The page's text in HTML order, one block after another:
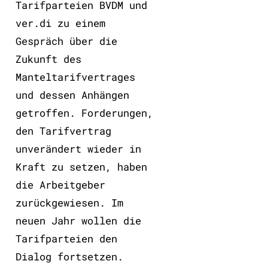
Tarifparteien BVDM und
ver.di zu einem
Gespräch über die
Zukunft des
Manteltarifvertrages
und dessen Anhängen
getroffen. Forderungen,
den Tarifvertrag
unverändert wieder in
Kraft zu setzen, haben
die Arbeitgeber
zurückgewiesen. Im
neuen Jahr wollen die
Tarifparteien den
Dialog fortsetzen.